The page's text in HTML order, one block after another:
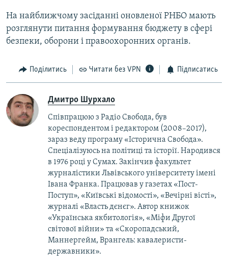
На найближчому засіданні оновленої РНБО мають
розглянути питання формування бюджету в сфері
безпеки, оборони і правоохоронних органів.
Поділитись Читати без VPN Підписатись
Дмитро Шурхало
Співпрацюю з Радіо Свобода, був
кореcпондентом і редактором (2008–2017),
зараз веду програму «Історична Свобода».
Спеціалізуюсь на політиці та історії. Народився
в 1976 році у Сумах. Закінчив факультет
журналістики Львівського університету імені
Івана Франка. Працював у газетах «Пост-
Поступ», «Київські відомості», «Вечірні вісті»,
журналі «Власть дєнєг». Автор книжок
«Українська якбитологія», «Міфи Другої
світової війни» та «Скоропадський,
Маннергейм, Врангель: кавалеристи-
державники».